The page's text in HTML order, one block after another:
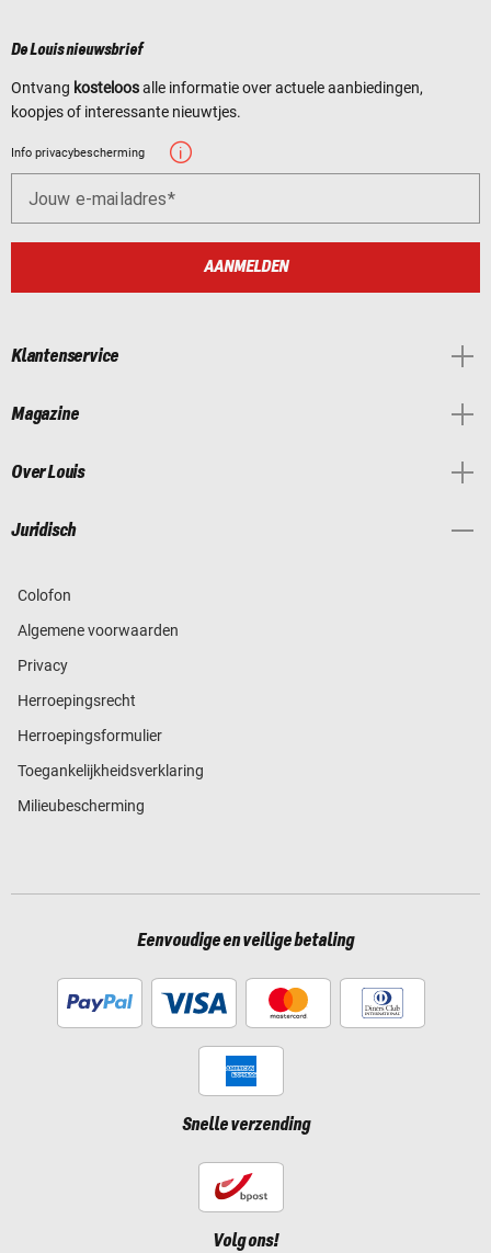
De Louis nieuwsbrief
Ontvang kosteloosalle informatie over actuele aanbiedingen,
koopjes of interessante nieuwtjes.
Info privacybescherming
Jouw e-mailadres
AANMELDEN
Klantenservice
Magazine
Over Louis
Juridisch
Colofon
Algemene voorwaarden
Privacy
Herroepingsrecht
Herroepingsformulier
Toegankelijkheidsverklaring
Milieubescherming
Eenvoudige en veilige betaling
Snelle verzending
Volg ons!